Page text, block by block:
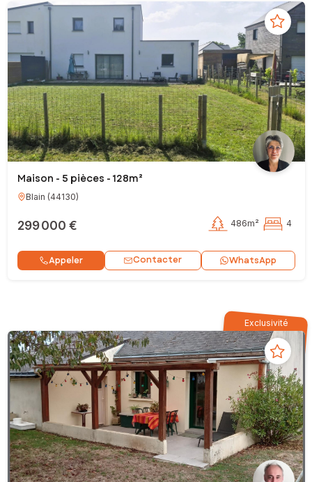
Maison - 5 pièces - 128m²
Blain (44130)
299 000 € 486m² 4
Appeler Contacter WhatsApp
Exclusivité